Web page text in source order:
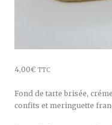
4,00€ TTC
Fond de tarte brisée,
confits et meringuette